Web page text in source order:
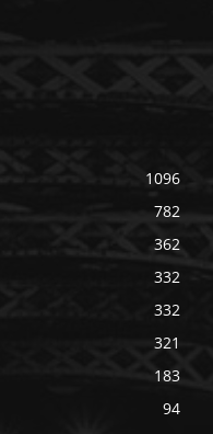
1096
782
362
332
332
321
183
94